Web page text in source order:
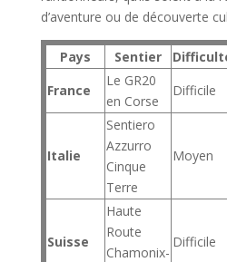
d’aventure ou de découverte
Pays Sentier
France
Le GR20
en Corse
Difficile
Italie
Sentiero
Azzurro
Cinque
Terre
Moyen
Suisse
Haute
Route
Chamonix-
Difficile